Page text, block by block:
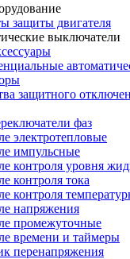
защиты двигателя
выключатели
защитного
фаз
электротепловые
импульсные
контроля уровня
контроля тока
контроля
напряжения
промежуточные
времени и таймеры
перенапряжения